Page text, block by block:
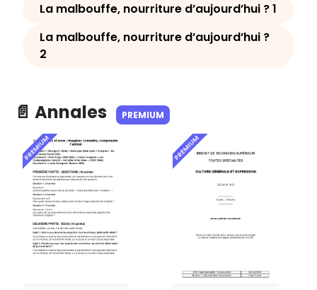
La malbouffe, nourriture d’aujourd’hui ? 1
La malbouffe, nourriture d’aujourd’hui ?
2
📄 Annales PREMIUM
PREMIUM PREMIUM